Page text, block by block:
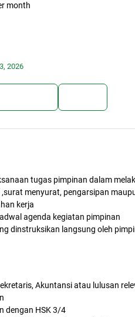
month
2026
tugas pimpinan dalam
menyurat, pengarsipan
kerja
agenda kegiatan pimpinan
dinstruksikan langsung oleh
Akuntansi atau lulusan
dengan HSK 3/4